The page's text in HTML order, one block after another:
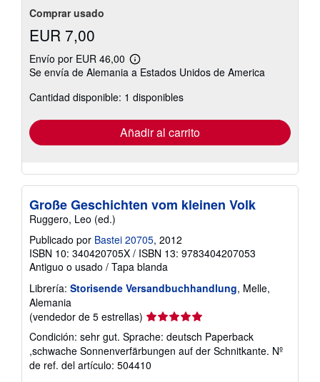
Comprar usado
EUR 7,00
Envío por EUR 46,00
Más
información
las
tarifas
envío
Se envía de Alemania a Estados Unidos de America
Cantidad disponible: 1 disponibles
Añadir al carrito
Große Geschichten vom kleinen Volk
Ruggero, Leo (ed.)
Publicado por Bastei 20705, 2012
ISBN 10: 340420705X / ISBN 13: 9783404207053
Antiguo o usado / Tapa blanda
Librería: Storisende Versandbuchhandlung, Melle,
Alemania
(vendedor de 5 estrellas) Calificación
del
vendedor:
5
de
Condición: sehr gut. Sprache: deutsch Paperback
,schwache Sonnenverfärbungen auf der Schnitkante. Nº
de ref. del artículo: 504410